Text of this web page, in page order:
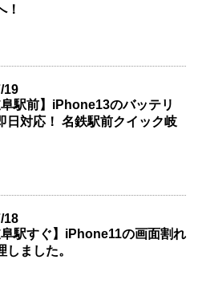
！
19
阜駅前】iPhone13のバッテリ
日対応！ 名鉄駅前クイック岐
18
阜駅すぐ】iPhone11の画面割れ
しました。